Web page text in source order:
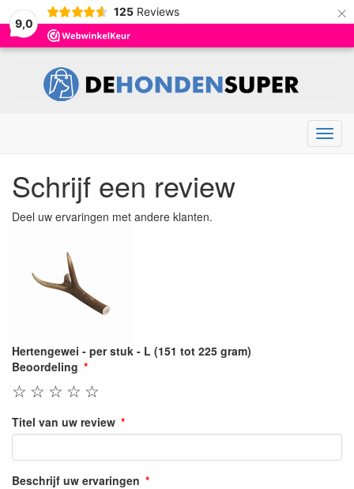
9,0
125 Reviews ×
Menu
Schrijf een review
Deel uw ervaringen met andere klanten.
Hertengewei - per stuk - L (151 tot 225 gram)
Beoordeling
☆
☆
☆
☆
☆
Titel van uw review
Beschrijf uw ervaringen